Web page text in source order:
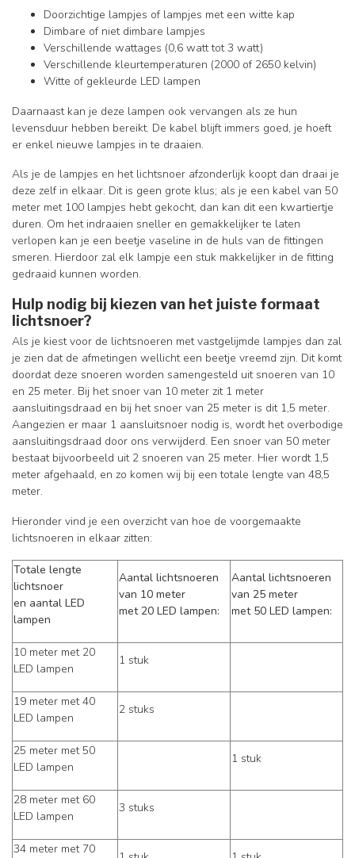
Doorzichtige lampjes of lampjes met een witte kap
Dimbare of niet dimbare lampjes
Verschillende wattages (0,6 watt tot 3 watt)
Verschillende kleurtemperaturen (2000 of 2650 kelvin)
Witte of gekleurde LED lampen
Daarnaast kan je deze lampen ook vervangen als ze hun
levensduur hebben bereikt. De kabel blijft immers goed, je hoeft
er enkel nieuwe lampjes in te draaien.
Als je de lampjes en het lichtsnoer afzonderlijk koopt dan draai je
deze zelf in elkaar. Dit is geen grote klus; als je een kabel van 50
meter met 100 lampjes hebt gekocht, dan kan dit een kwartiertje
duren. Om het indraaien sneller en gemakkelijker te laten
verlopen kan je een beetje vaseline in de huls van de fittingen
smeren. Hierdoor zal elk lampje een stuk makkelijker in de fitting
gedraaid kunnen worden.
Hulp nodig bij kiezen van het juiste formaat
lichtsnoer?
Als je kiest voor de lichtsnoeren met vastgelijmde lampjes dan zal
je zien dat de afmetingen wellicht een beetje vreemd zijn. Dit komt
doordat deze snoeren worden samengesteld uit snoeren van 10
en 25 meter. Bij het snoer van 10 meter zit 1 meter
aansluitingsdraad en bij het snoer van 25 meter is dit 1,5 meter.
Aangezien er maar 1 aansluitsnoer nodig is, wordt het overbodige
aansluitingsdraad door ons verwijderd. Een snoer van 50 meter
bestaat bijvoorbeeld uit 2 snoeren van 25 meter. Hier wordt 1,5
meter afgehaald, en zo komen wij bij een totale lengte van 48,5
meter.
Hieronder vind je een overzicht van hoe de voorgemaakte
lichtsnoeren in elkaar zitten:
Totale lengte
lichtsnoer
en aantal LED
lampen
Aantal lichtsnoeren
van 10 meter
met 20 LED lampen:
Aantal lichtsnoeren
van 25 meter
met 50 LED lampen:
10 meter met 20
LED lampen
1 stuk
19 meter met 40
LED lampen
2 stuks
25 meter met 50
LED lampen
1 stuk
28 meter met 60
LED lampen
3 stuks
34 meter met 70